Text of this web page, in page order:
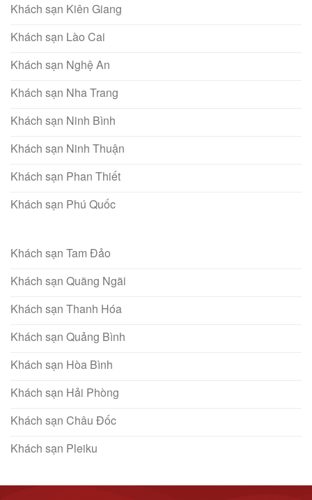
Khách sạn Kiên Giang
Khách sạn Lào Cai
Khách sạn Nghệ An
Khách sạn Nha Trang
Khách sạn Ninh Bình
Khách sạn Ninh Thuận
Khách sạn Phan Thiết
Khách sạn Phú Quốc
Khách sạn Tam Đảo
Khách sạn Quãng Ngãi
Khách sạn Thanh Hóa
Khách sạn Quảng Bình
Khách sạn Hòa Bình
Khách sạn Hải Phòng
Khách sạn Châu Đốc
Khách sạn Pleiku